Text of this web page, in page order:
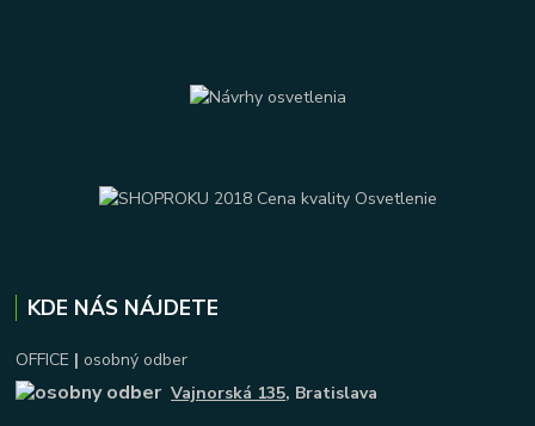
KDE NÁS NÁJDETE
OFFICE | osobný odber
Vajnorská 135, Bratislava